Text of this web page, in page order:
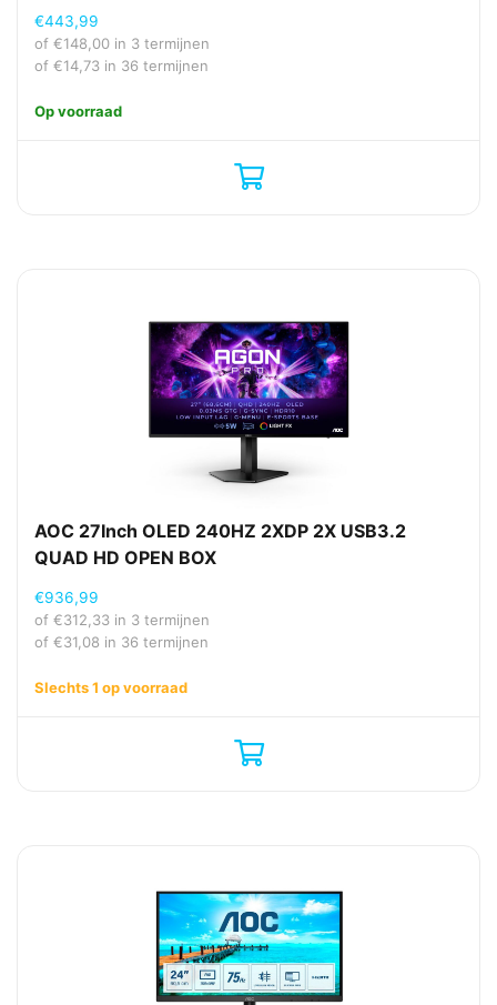
€443,99
of €148,00 in 3 termijnen
of €14,73 in 36 termijnen
Op voorraad
AOC 27Inch OLED 240HZ 2XDP 2X USB3.2
QUAD HD OPEN BOX
€936,99
of €312,33 in 3 termijnen
of €31,08 in 36 termijnen
Slechts 1 op voorraad